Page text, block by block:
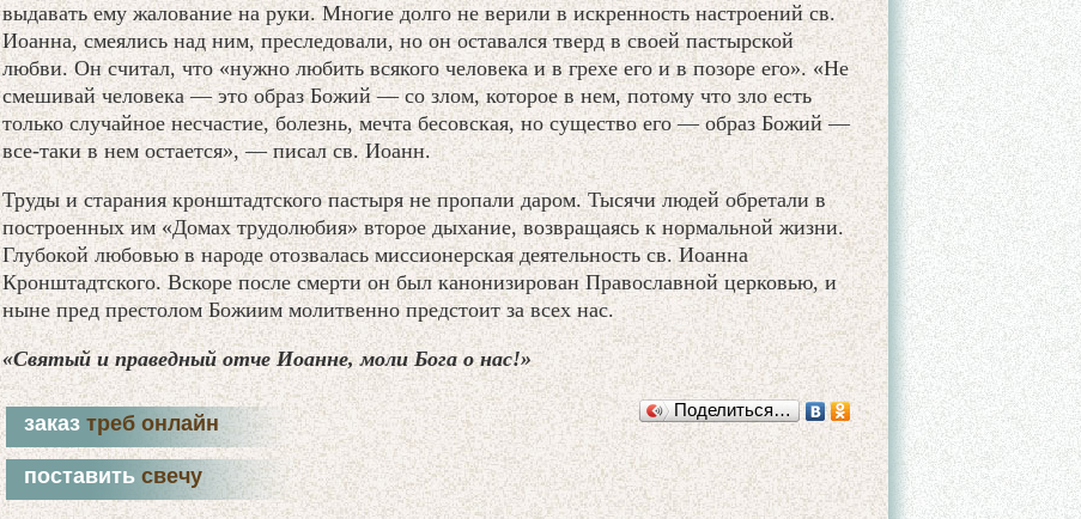
выдавать ему жалование на руки. Многие долго не верили в искренность настроений св.
Иоанна, смеялись над ним, преследовали, но он оставался тверд в своей пастырской
любви. Он считал, что «нужно любить всякого человека и в грехе его и в позоре его». «Не
смешивай человека — это образ Божий — со злом, которое в нем, потому что зло есть
только случайное несчастие, болезнь, мечта бесовская, но существо его — образ Божий —
все-таки в нем остается», — писал св. Иоанн.
Труды и старания кронштадтского пастыря не пропали даром. Тысячи людей обретали в
построенных им «Домах трудолюбия» второе дыхание, возвращаясь к нормальной жизни.
Глубокой любовью в народе отозвалась миссионерская деятельность св. Иоанна
Кронштадтского. Вскоре после смерти он был канонизирован Православной церковью, и
ныне пред престолом Божиим молитвенно предстоит за всех нас.
«Святый и праведный отче Иоанне, моли Бога о нас!»
заказ треб онлайн
поставить свечу
Поделиться…